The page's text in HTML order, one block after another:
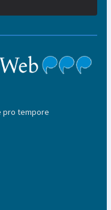
pro tempore